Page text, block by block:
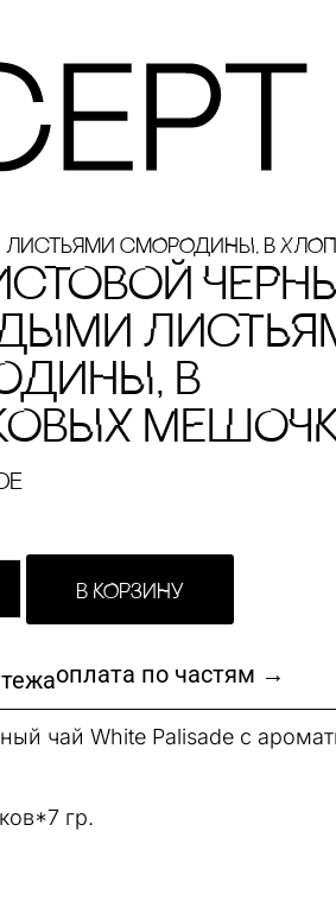
сМОРОДИНЫ, В
В
В КОРЗИНУ
оплата по частям →
чай White Palisade с
гр.